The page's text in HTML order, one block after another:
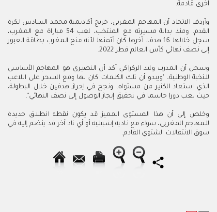
أخرى قادمة.
وأردف الاتحاد أن المهاجم المغربي، خريج أكاديمية محمد السادس لكرة
القدم، ومنذ بداية مسيرته مع المنتخب، لعب 54 مباراة مع المغرب،
سجل خلالها 16 هدفا، آخرها كان أثمنها لأنه منح المغرب بطاقة العبور
إلى نصف نهائي كأس العالم قطر 2022.
وسجل أن المدرب وليد الركراكي أكد أن النصيري هو المهاجم الأساسي
للنخبة الوطنية، "ويبدو أن تلك الكلمات كان لها وقع السحر على اللاعب
الذي استعاد الكثير من مستواه، ونجح في إحراز هدفين خلال البطولة،
حيث لعب دورا حاسما في تحقيق إنجاز الوصول إلى نصف النهائي".
وخلص إلى أن هذا المستوى المميز قد يكون نقطة انطلاق جديدة
للمهاجم المغربي، سواء مع ناديه إشبيليه أو أي ناد آخر قد ينضم إليه في
سوق الانتقالات الشتوي القادم.